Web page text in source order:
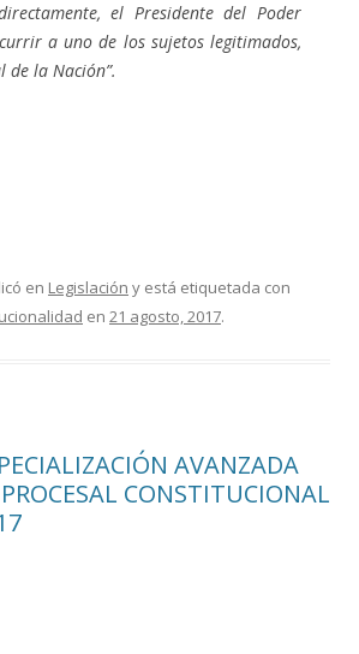
el Presidente del Poder
a uno de los sujetos legitimados,
de la Nación”.
m
p
r
en Legislación y está etiquetada con
en 21 agosto, 2017.
AVANZADA
CONSTITUCIONAL